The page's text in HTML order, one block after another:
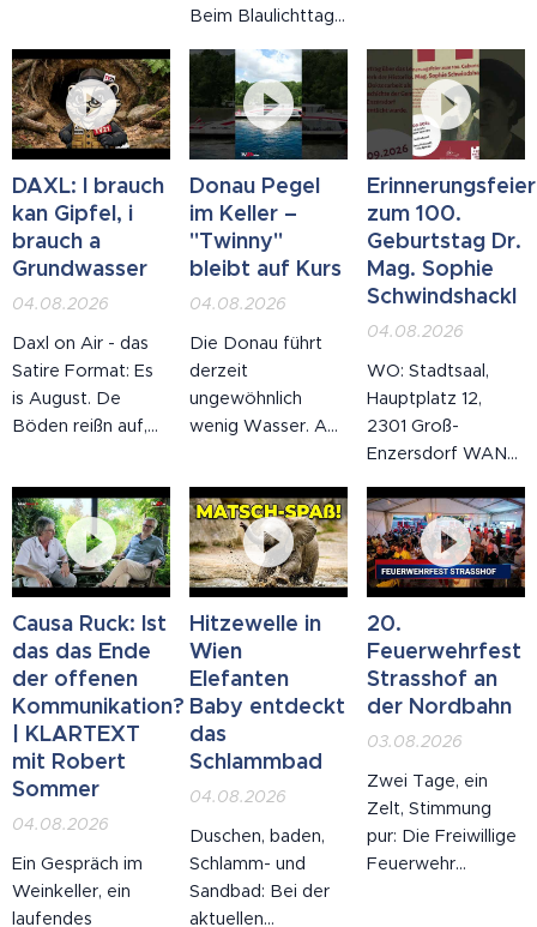
Feldern und in...
die österreichische
Hilfsorganisation
für
Schmetterlingskinder.
Insgesamt 11.050
Euro kamen
zusammen –
gesammelt bei der
30. Mai .
Beim Blaulichttag
Wagram kamen
am 4. August
zahlreiche
Familien. Parallel
dazu forderte der
Großbrand in der
Lobau die
Einsatzkräfte der
zwar so, wie es zu
ihm passt: auf der
Bühne.
DAXL: I brauch
kan Gipfel, i
brauch a
Grundwasser
04.08.2026
Daxl on Air - das
Satire Format: Es
is August. De
Böden reißn auf,
Wossasparn auf –
und in Wien
fordert wer an
Gipfel. Dachsl hot
nachg'schaut, wer
in de letztn fünf
Jahr wos
z'sammbrocht hot.
Spoiler: es
Klimaschutzgesetz
is 2020 ausg'laufn.
Donau Pegel
im Keller –
"Twinny"
bleibt auf Kurs
04.08.2026
Die Donau führt
derzeit
ungewöhnlich
wenig Wasser. An
die Pegel deutlich
unter dem
langjährigen
Durchschnitt, der
Schiffsverkehr in
der Wachau und
östlich von Wien
ist stark
eingeschränkt. Der
Twin City Liner
mit 250
Passagieren hat
der
Schnellkatamaran
Erinnerungsfeier
zum 100.
Geburtstag Dr.
Mag. Sophie
Schwindshackl
04.08.2026
WO: Stadtsaal,
Hauptplatz 12,
2301 Groß-
Enzersdorf WANN:
Uhr Anlässlich ihres
100. Geburtstags
gedenken wir Dr.
Mag. Sophie
Schwindshackl, die
mit großer
Leidenschaft die
Geschichte ihrer
🕊️ Mit ihrem über
700 Seiten
starken und reich
bebilderten
Causa Ruck: Ist
das das Ende
der offenen
Kommunikation?
| KLARTEXT
mit Robert
Sommer
04.08.2026
Ein Gespräch im
Weinkeller, ein
laufendes
Hitzewelle in
Wien
Elefanten
Baby entdeckt
das
Schlammbad
04.08.2026
Duschen, baden,
Schlamm- und
Sandbad: Bei der
aktuellen
20.
Feuerwehrfest
Strasshof an
der Nordbahn
03.08.2026
Zwei Tage, ein
Zelt, Stimmung
pur: Die Freiwillige
Feuerwehr